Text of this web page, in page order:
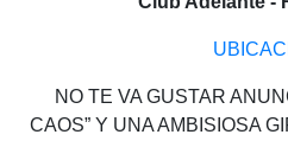
NO TE VA GUSTAR
CAOS” Y UNA AMBISIOSA